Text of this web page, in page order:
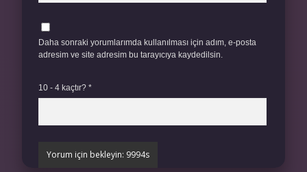
Daha sonraki yorumlarımda kullanılması için adım, e-posta
adresim ve site adresim bu tarayıcıya kaydedilsin.
10 - 4 kaçtır? *